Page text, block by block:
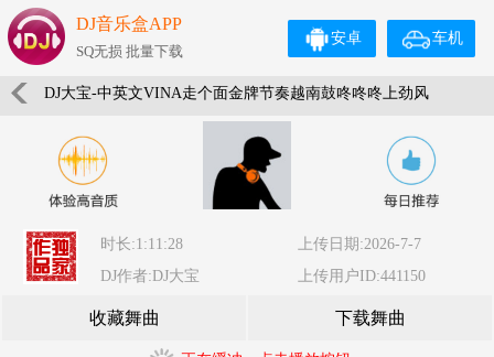
DJ音乐盒APP
SQ无损 批量下载
车机
安卓
DJ大宝-中英文VINA走个面金牌节奏越南鼓咚咚咚上劲风
暴MUSIC慢摇大碟
时长:1:11:28
上传日期:2026-7-7
DJ作者:DJ大宝
上传用户ID:441150
收藏舞曲 下载舞曲